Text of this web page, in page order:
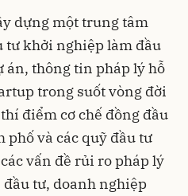
dựng một trung tâm
tư khởi nghiệp làm đầu
án, thông tin pháp lý hỗ
trong suốt vòng đời
điểm cơ chế đồng đầu
phố và các quỹ đầu tư
vấn đề rủi ro pháp lý
đầu tư, doanh nghiệp